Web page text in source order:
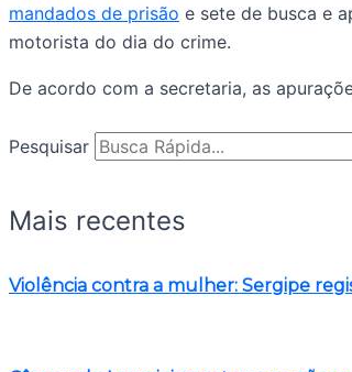
mandados de prisão e sete de busca e
motorista do dia do crime.
De acordo com a secretaria, as
Pesquisar
Mais recentes
Violência contra a mulher: Sergipe